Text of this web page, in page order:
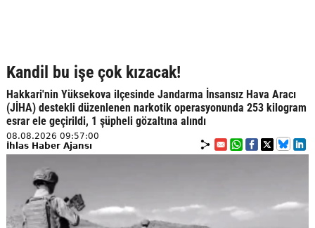
Kandil bu işe çok kızacak!
Hakkari'nin Yüksekova ilçesinde Jandarma İnsansız Hava Aracı
(JİHA) destekli düzenlenen narkotik operasyonunda 253 kilogram
esrar ele geçirildi, 1 şüpheli gözaltına alındı
08.08.2026 09:57:00
İhlas Haber Ajansı